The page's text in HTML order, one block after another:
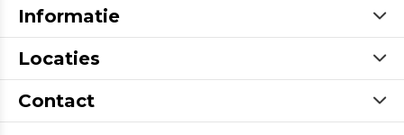
Informatie
Locaties
Contact